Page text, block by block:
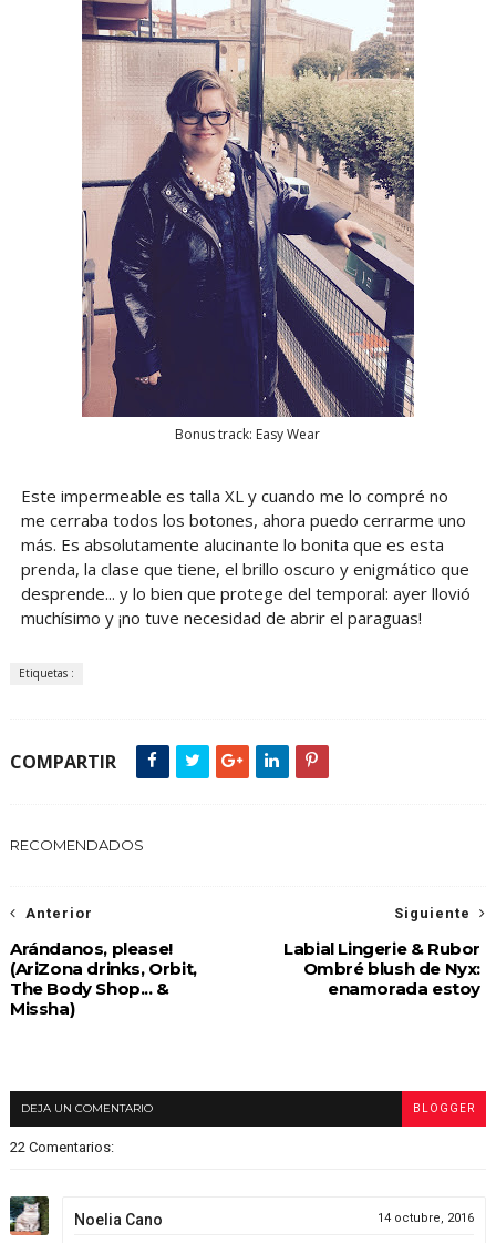
Bonus track: Easy Wear
Este impermeable es talla XL y cuando me lo compré no
me cerraba todos los botones, ahora puedo cerrarme uno
más. Es absolutamente alucinante lo bonita que es esta
prenda, la clase que tiene, el brillo oscuro y enigmático que
desprende... y lo bien que protege del temporal: ayer llovió
muchísimo y ¡no tuve necesidad de abrir el paraguas!
Etiquetas :
COMPARTIR
RECOMENDADOS
Siguiente
Labial Lingerie & Rubor
Ombré blush de Nyx:
enamorada estoy
Anterior
Arándanos, please!
(AriZona drinks, Orbit,
The Body Shop... &
Missha)
DEJA UN COMENTARIO BLOGGER
22 Comentarios:
Noelia Cano 14 octubre, 2016